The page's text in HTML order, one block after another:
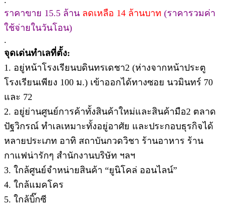
ราคาขาย 15.5 ล้าน ลดเหลือ 14 ล้านบาท (ราคารวมค่า
ใช้จ่ายในวันโอน)
.
จุดเด่นทำเลที่ตั้ง:
1. อยู่หน้าโรงเรียนบดินทรเดชา2 (ห่างจากหน้าประตู
โรงเรียนเพียง 100 ม.) เข้าออกได้ทางซอย นวมินทร์ 70
และ 72
2. อยู่ย่านศูนย์การค้าทั้งสินค้าใหม่และสินค้ามือ2 ตลาด
ปัฐวิกรณ์ ทำเลเหมาะทั้งอยู่อาศัย และประกอบธุรกิจได้
หลายประเภท อาทิ สถาบันกวดวิชา ร้านอาหาร ร้าน
กาแฟน่ารักๆ สำนักงานบริษัท ฯลฯ
3. ใกล้ศูนย์จำหน่ายสินค้า “ยูนิโคล่ ออนไลน์”
4. ใกล้แมคโคร
5. ใกล้บิ๊กซี